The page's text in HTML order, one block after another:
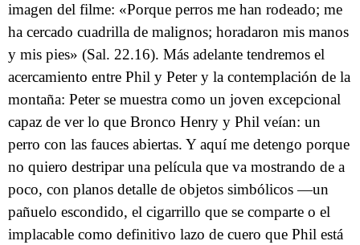
imagen del filme: «Porque perros me han rodeado; me
ha cercado cuadrilla de malignos; horadaron mis manos
y mis pies» (Sal. 22.16). Más adelante tendremos el
acercamiento entre Phil y Peter y la contemplación de la
montaña: Peter se muestra como un joven excepcional
capaz de ver lo que Bronco Henry y Phil veían: un
perro con las fauces abiertas. Y aquí me detengo porque
no quiero destripar una película que va mostrando de a
poco, con planos detalle de objetos simbólicos —un
pañuelo escondido, el cigarrillo que se comparte o el
implacable como definitivo lazo de cuero que Phil está